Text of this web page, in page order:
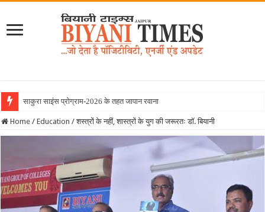
साकुरा साइंस प्रोग्राम-2026 के तहत जापान रवाना हुई बियानी ग
Home / Education / शस्त्रों के नहीं, शास्त्रों के युग की जरूरतः डॉ. बियानी